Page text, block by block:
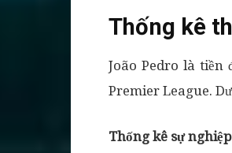
Thống kê
João Pedro là
Premier League.
Thống kê sự